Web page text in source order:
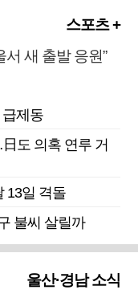
스포츠 +
서 새 출발 응원”
제동
도 의혹 연루 거
13일 격돌
불씨 살릴까
울산·경남 소식